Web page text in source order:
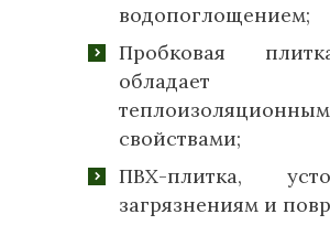
водопоглощением;
Пробковая
обладает
свойствами;
ПВХ-плитка,
загрязнениям и